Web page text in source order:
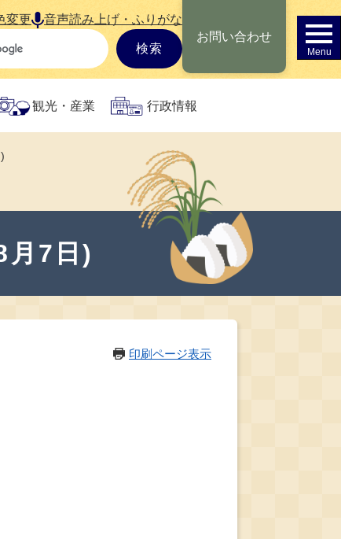
変更
音声読み上げ・ふりがな
お問い合わせ
観光・産業 行政情報
月7日)
印刷ページ表示